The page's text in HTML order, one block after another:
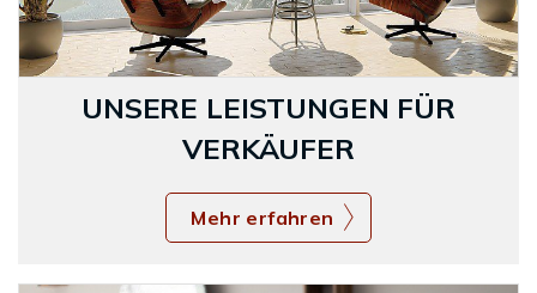
UNSERE LEISTUNGEN FÜR
VERKÄUFER
Mehr erfahren